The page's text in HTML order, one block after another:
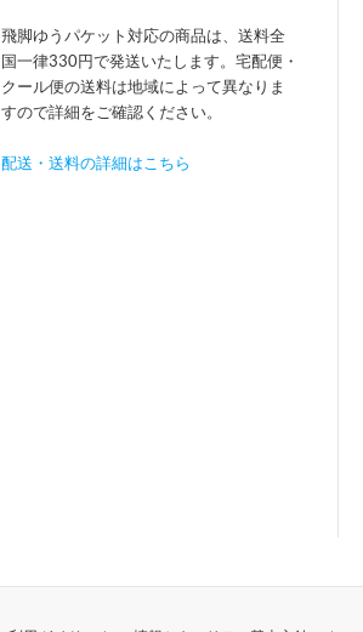
飛脚ゆうパケット対応の商品は、送料全
国一律330円で発送いたします。宅配便・
クール便の送料は地域によって異なりま
すので詳細をご確認ください。
配送・送料の詳細はこちら